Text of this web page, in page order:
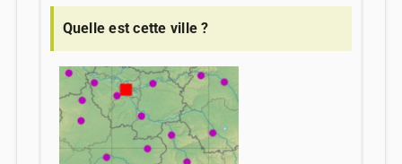
Quelle est cette ville ?